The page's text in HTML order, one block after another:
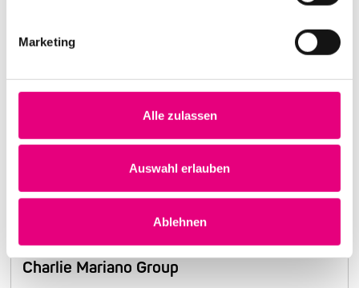
Marketing
Alle zulassen
Auswahl erlauben
Ablehnen
Nightmares on Wax
Learn more
Charlie Mariano Group